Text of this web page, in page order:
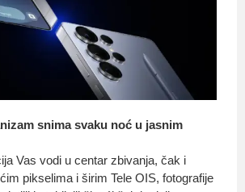
snima svaku noć u jasnim
Vas vodi u centar zbivanja, čak i
pikselima i širim Tele OIS, fotografije